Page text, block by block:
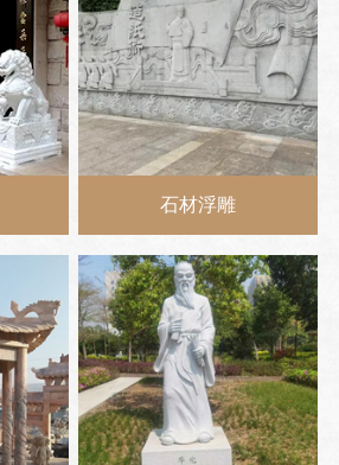
石材浮雕